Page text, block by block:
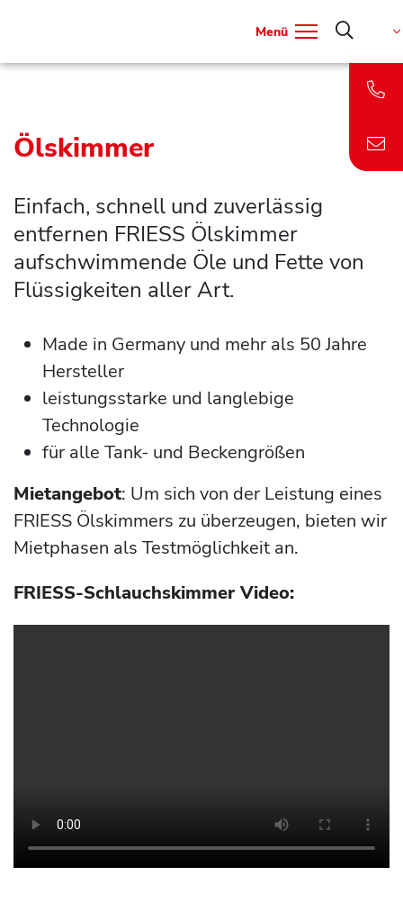
Menü
Ölskimmer
Einfach, schnell und zuverlässig
entfernen FRIESS Ölskimmer
aufschwimmende Öle und Fette von
Flüssigkeiten aller Art.
Made in Germany und mehr als 50 Jahre
Hersteller
leistungsstarke und langlebige
Technologie
für alle Tank- und Beckengrößen
Mietangebot: Um sich von der Leistung eines
FRIESS Ölskimmers zu überzeugen, bieten wir
Mietphasen als Testmöglichkeit an.
FRIESS-Schlauchskimmer Video: